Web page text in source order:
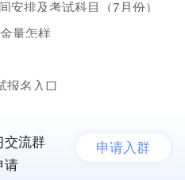
安排及考试科目（7月份）
量怎样
报名入口
交流群
请
申请入群